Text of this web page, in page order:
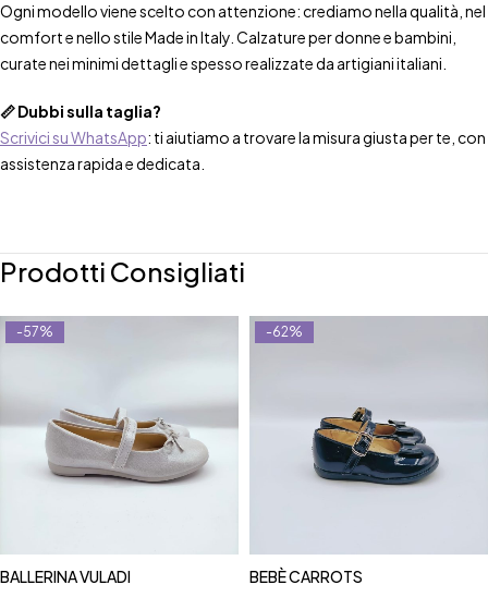
Ogni modello viene scelto con attenzione: crediamo nella qualità, nel
comfort e nello stile Made in Italy. Calzature per donne e bambini,
curate nei minimi dettagli e spesso realizzate da artigiani italiani.
📏 Dubbi sulla taglia?
Scrivici su WhatsApp: ti aiutiamo a trovare la misura giusta per te, con
assistenza rapida e dedicata.
Prodotti Consigliati
-57%
BALLERINA VULADI
-62%
BEBÈ CARROTS